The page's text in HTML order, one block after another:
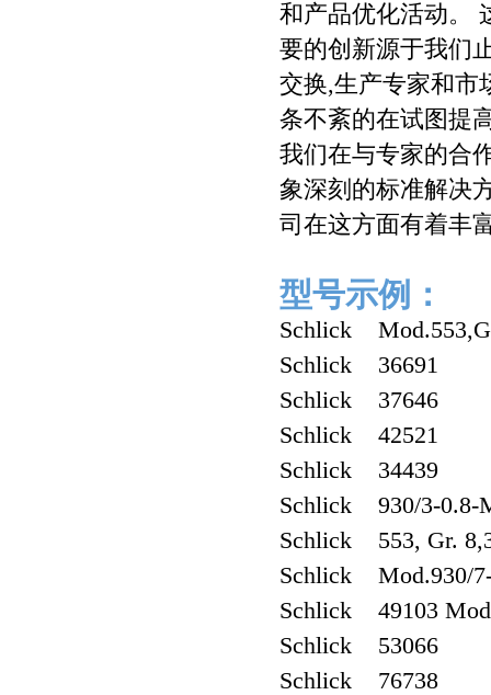
和产品优化活动。
要的创新源于我们
交换,生产专家和市
条不紊的在试图提
我们在与专家的合
象深刻的标准解决
司在这方面有着丰
型号示例：
Schlick
Schlick 36691
Schlick 37646
Schlick 42521
Schlick 34439
Schlick 930/3-0.8-
Schlick 553, Gr.
Schlick Mod.930/7-
Schlick 49103
Schlick 53066
Schlick 76738